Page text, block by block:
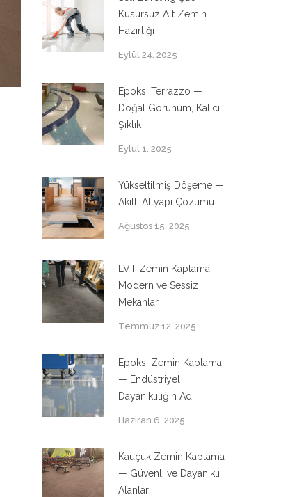
Kusursuz Alt Zemin
Hazırlığı
Eylül 24, 2025
Epoksi Terrazzo —
Doğal Görünüm, Kalıcı
Şıklık
Eylül 1, 2025
Yükseltilmiş Döşeme —
Akıllı Altyapı Çözümü
Ağustos 15, 2025
LVT Zemin Kaplama —
Modern ve Sessiz
Mekanlar
Temmuz 12, 2025
Epoksi Zemin Kaplama
— Endüstriyel
Dayanıklılığın Adı
Haziran 6, 2025
Kauçuk Zemin Kaplama
— Güvenli ve Dayanıklı
Alanlar